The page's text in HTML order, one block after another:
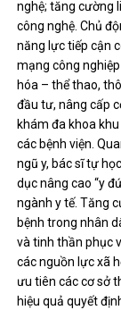
nghệ; tăng cường
công nghệ. Chủ
năng lực tiếp cận
mạng công
hóa – thể thao,
đầu tư, nâng cấp
khám đa khoa
các bệnh viện.
ngũ y, bác sĩ tự
dục nâng cao “y
ngành y tế. Tăng
bệnh trong nhân
và tinh thần phục
các nguồn lực xã
ưu tiên các cơ sở
hiệu quả quyết